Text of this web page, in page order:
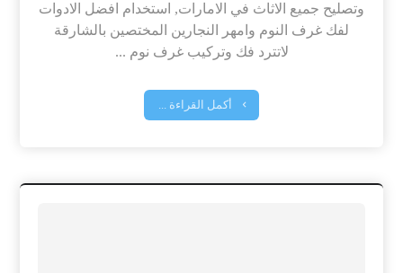
وتصليح جميع الاثاث في الامارات, استخدام افضل الادوات
لفك غرف النوم وامهر النجارين المختصين بالشارقة
لاتترد فك وتركيب غرف نوم ...
أكمل القراءة ...